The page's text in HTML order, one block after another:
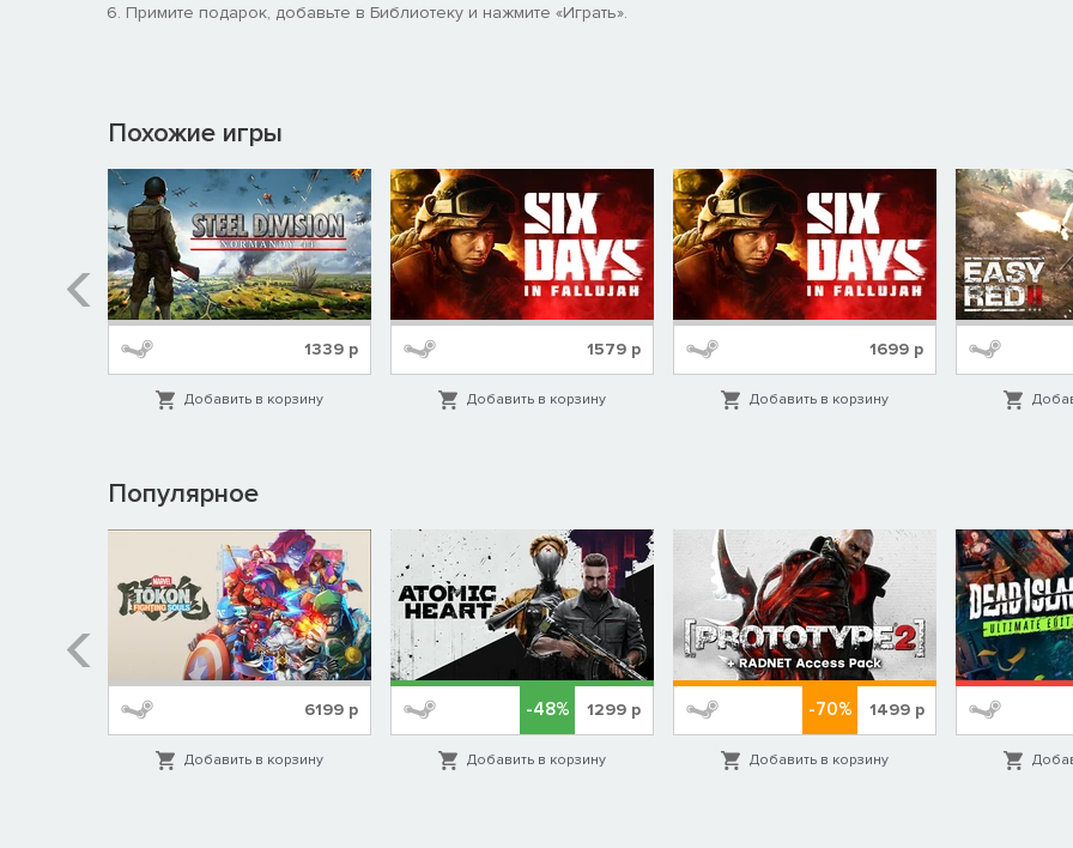
Примите подарок, добавьте в Библиотеку и нажмите «Играть».
Похожие игры
1339 р
Добавить в корзину
1579 р
Добавить в корзину
1699 р
Добавить в корзину
Популярное
6199 р
Добавить в корзину
-48% 1299 р
Добавить в корзину
-70% 1499р
Добавить в корзину